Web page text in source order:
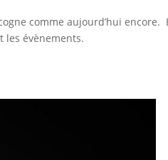
comme aujourd’hui encore.
les évènements.